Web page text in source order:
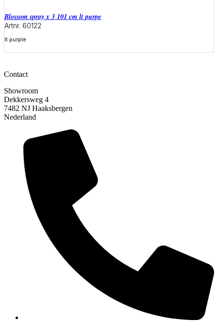
blossom spray x 3 101 cm lt purpe
Artnr. 60122
lt purple
Meer informatie
Contact
Showroom
Dekkersweg 4
7482 NJ Haaksbergen
Nederland